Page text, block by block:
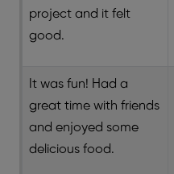
project and it felt
good.
It was fun! Had a
great time with friends
and enjoyed some
delicious food.